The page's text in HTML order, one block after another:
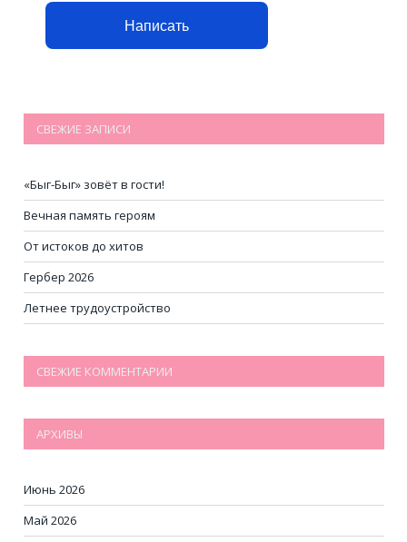
Написать
СВЕЖИЕ ЗАПИСИ
«Быг-Быг» зовёт в гости!
Вечная память героям
От истоков до хитов
Гербер 2026
Летнее трудоустройство
СВЕЖИЕ КОММЕНТАРИИ
АРХИВЫ
Июнь 2026
Май 2026